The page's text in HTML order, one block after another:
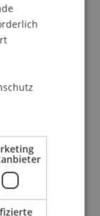
2013
an der
auch
Klammer
klammer,
Bader.
2023"